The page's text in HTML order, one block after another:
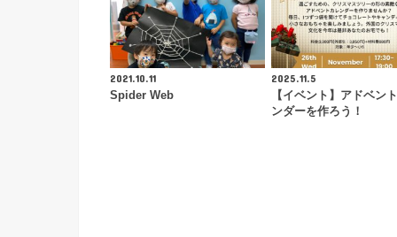
2021.10.11
Spider Web
2025.11.5
【イベント】アドベン
ンダーを作ろう！